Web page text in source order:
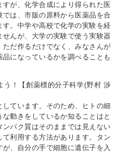
が、化学合成により得られた医
は、市販の原料から医薬品を合
。中学や高校で化学の実験を経
んが、大学の実験で使う実験器
だ作るだけでなく、みなさんが
になっているかを調べることも
！【創薬標的分子科学(野村 渉
ています。そのため、ヒトの細
動きをしているか知ることはと
パク質はそのままでは見えない
利用する方法があります。タン
、自分の手で細胞に遺伝子を入